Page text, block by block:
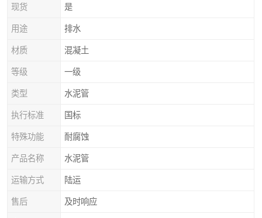
现货 是
用途 排水
材质 混凝土
等级 一级
类型 水泥管
执行标准 国标
特殊功能 耐腐蚀
产品名称 水泥管
运输方式 陆运
售后 及时响应